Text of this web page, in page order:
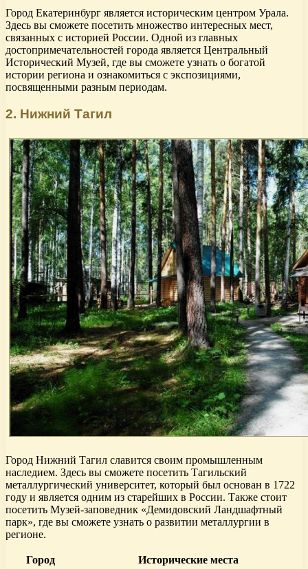
Город Екатеринбург является историческим центром Урала.
Здесь вы сможете посетить множество интересных мест,
связанных с историей России. Одной из главных
достопримечательностей города является Центральный
Исторический Музей, где вы сможете узнать о богатой
истории региона и ознакомиться с экспозициями,
посвященными разным периодам.
2. Нижний Тагил
Город Нижний Тагил славится своим промышленным
наследием. Здесь вы сможете посетить Тагильский
металлургический университет, который был основан в 1722
году и является одним из старейших в России. Также стоит
посетить Музей-заповедник «Демидовский Ландшафтный
парк», где вы сможете узнать о развитии металлургии в
регионе.
Город
Исторические места